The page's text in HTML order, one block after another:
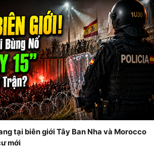
tại biên giới Tây Ban Nha và Morocco
mới